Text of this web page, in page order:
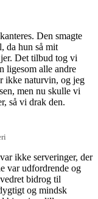
Den smagte
da hun så mit
Det tilbud tog vi
ligesom alle andre
ikke naturvin, og jeg
men nu skulle vi
så vi drak den.
ikke serveringer, der
var udfordrende og
bidrog til
og mindsk